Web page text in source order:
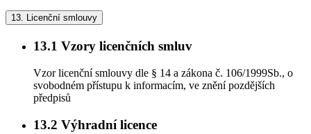
13. Licenční smlouvy
13.1 Vzory licenčních smluv
Vzor licenční smlouvy dle § 14 a zákona č. 106/1999Sb., o
svobodném přístupu k informacím, ve znění pozdějších
předpisů
13.2 Výhradní licence